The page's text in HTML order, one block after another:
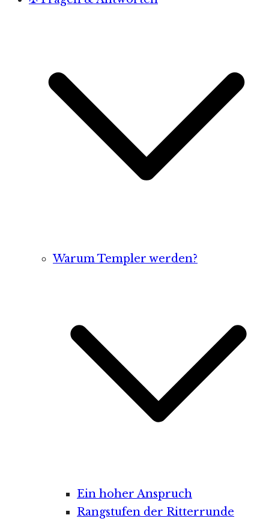
Warum Templer werden?
Ein hoher Anspruch
Rangstufen der Ritterrunde